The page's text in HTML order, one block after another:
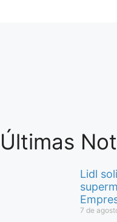
Últimas
Lidl
7 de